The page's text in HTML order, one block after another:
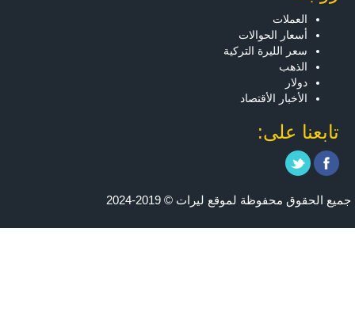
العملات
أسعار الحوالات
سعر الليرة التركية
الذهب
دولار
الأخبار الأقتصاد
تابعنا على:
جميع الحقوق محفوظة لموقع ليرات © 2019-2024